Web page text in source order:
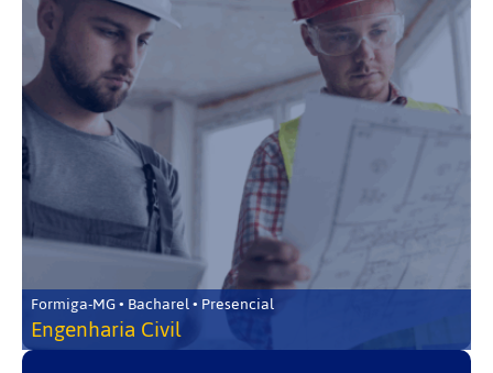
Formiga-MG • Bacharel • Presencial
Engenharia Civil